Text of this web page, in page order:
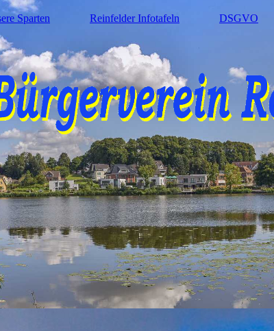
Sparten Reinfelder Infotafeln DSGVO